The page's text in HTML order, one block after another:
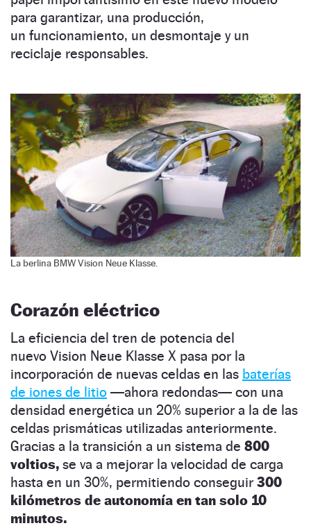
para garantizar, una producción,
un funcionamiento, un desmontaje y un
reciclaje responsables.
La berlina BMW Vision Neue Klasse.
Corazón eléctrico
La eficiencia del tren de potencia del
nuevo Vision Neue Klasse X pasa por la
incorporación de nuevas celdas en las baterías
de iones de litio —ahora redondas— con una
densidad energética un 20% superior a la de las
celdas prismáticas utilizadas anteriormente.
Gracias a la transición a un sistema de 800
voltios, se va a mejorar la velocidad de carga
hasta en un 30%, permitiendo conseguir 300
kilómetros de autonomía en tan solo 10
minutos.